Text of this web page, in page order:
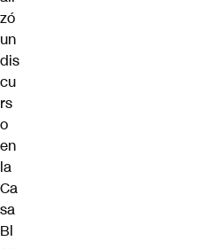
zó
un
dis
cu
rs
o
en
la
Ca
sa
Bl